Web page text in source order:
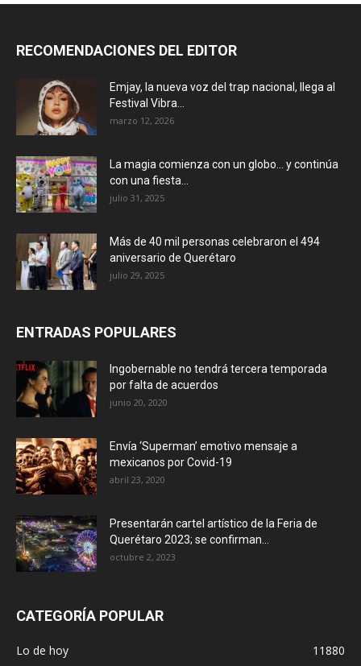
RECOMENDACIONES DEL EDITOR
Emjay, la nueva voz del trap nacional, llega al
Festival Vibra...
marzo 12, 2026
La magia comienza con un globo… y continúa
con una fiesta...
julio 31, 2025
Más de 40 mil personas celebraron el 494
aniversario de Querétaro
julio 29, 2025
ENTRADAS POPULARES
Ingobernable no tendrá tercera temporada
por falta de acuerdos
junio 20, 2020
Envía ‘Superman’ emotivo mensaje a
mexicanos por Covid-19
abril 23, 2020
Presentarán cartel artístico de la Feria de
Querétaro 2023; se confirman...
octubre 2, 2023
CATEGORÍA POPULAR
Lo de hoy
11880